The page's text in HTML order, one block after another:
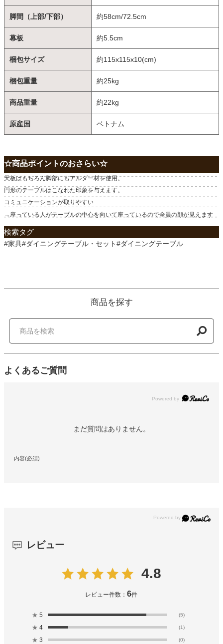
脚間（上部/下部） 約58cm/72.5cm
幕板 約5.5cm
梱包サイズ 約115x115x10(cm)
梱包重量 約25kg
商品重量 約22kg
原産国 ベトナム
☆商品ポイントのおさらい☆
天板はもちろん脚部にもアルダー材を使用。
円形のテーブルはこなれた印象を与えます。
コミュニケーションが取りやすい
→座っている人がテーブルの中心を向いて座っているので全員の顔が見えます
検索タグ
#家具#ダイニングテーブル・セット#ダイニングテーブル
商品を探す
よくあるご質問
Powered by
まだ質問はありません。
内容(必須)
レビュー
4.8
レビュー件数：6件
★ 5 (5)
★ 4 (1)
★ 3 (0)